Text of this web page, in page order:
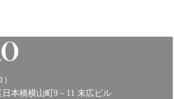
日本橋横山町9－11 末広ビル